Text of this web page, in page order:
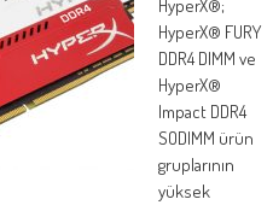
HyperX®;
HyperX® FURY
DDR4 DIMM ve
HyperX®
Impact DDR4
SODIMM ürün
gruplarının
yüksek